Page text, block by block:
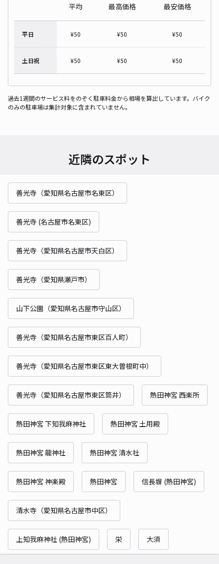
平均 最高価格 最安価格
平日 ¥50 ¥50 ¥50
土日祝 ¥50 ¥50 ¥50
過去1週間のサービス料をのぞく駐車料金から相場を算出しています。バイク
のみの駐車場は集計対象に含まれていません。
近隣のスポット
善光寺（愛知県名古屋市名東区）
善光寺 (名古屋市名東区)
善光寺（愛知県名古屋市天白区）
善光寺（愛知県瀬戸市）
山下公園（愛知県名古屋市守山区）
善光寺（愛知県名古屋市東区百人町）
善光寺（愛知県名古屋市東区東大曽根町中）
善光寺（愛知県名古屋市東区筒井） 熱田神宮 西楽所
熱田神宮 下知我麻神社 熱田神宮 土用殿
熱田神宮 龍神社 熱田神宮 清水社
熱田神宮 神楽殿 熱田神宮 信長塀 (熱田神宮)
清水寺（愛知県名古屋市中区）
上知我麻神社 (熱田神宮) 栄 大須